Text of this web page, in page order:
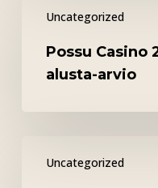
Uncategorized
Casino
Possu Casino
alusta-arvio
Uncategorized